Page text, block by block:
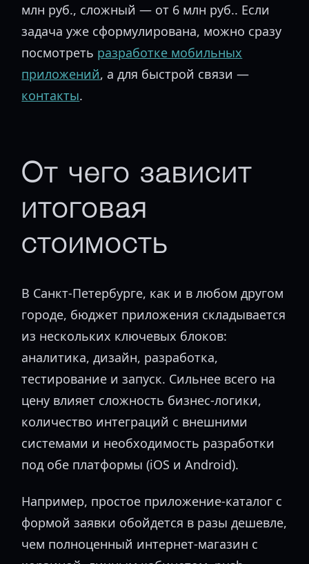
млн руб., сложный — от 6 млн руб.. Если
задача уже сформулирована, можно сразу
посмотреть разработке мобильных
приложений, а для быстрой связи —
контакты.
От чего зависит
итоговая
стоимость
В Санкт-Петербурге, как и в любом другом
городе, бюджет приложения складывается
из нескольких ключевых блоков:
аналитика, дизайн, разработка,
тестирование и запуск. Сильнее всего на
цену влияет сложность бизнес-логики,
количество интеграций с внешними
системами и необходимость разработки
под обе платформы (iOS и Android).
Например, простое приложение-каталог с
формой заявки обойдется в разы дешевле,
чем полноценный интернет-магазин с